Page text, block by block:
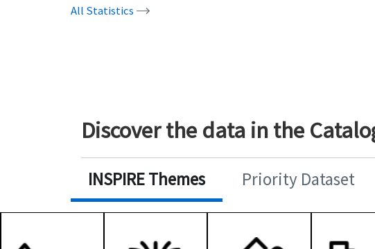
All Statistics
Discover the data in the
INSPIRE Themes Priority Dataset